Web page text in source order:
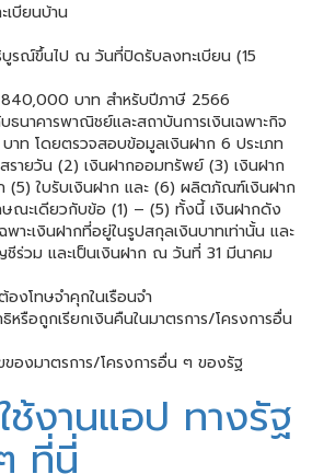
เบียนบ้าน
รณ์ขึ้นไป ณ วันที่ปิดรับลงทะเบียน (15
840,000 บาท สำหรับปีภาษี 2566
ธนาคารพาณิชย์และสถาบันการเงินเฉพาะกิจ
ท โดยตรวจสอบข้อมูลเงินฝาก 6 ประเภท
รายวัน (2) เงินฝากออมทรัพย์ (3) เงินฝาก
(5) ใบรับเงินฝาก และ (6) ผลิตภัณฑ์เงินฝาก
ณะเดียวกับข้อ (1) – (5) ทั้งนี้ เงินฝากดัง
พาะเงินฝากที่อยู่ในรูปสกุลเงินบาทเท่านั้น และ
ชีร่วม และเป็นเงินฝาก ณ วันที่ 31 มีนาคม
งโทษจำคุกในเรือนจำ
หรือถูกเรียกเงินคืนในมาตรการ/โครงการอื่น
ของมาตรการ/โครงการอื่น ๆ ของรัฐ
ช้งานแอป ทางรัฐ
ที่นี่